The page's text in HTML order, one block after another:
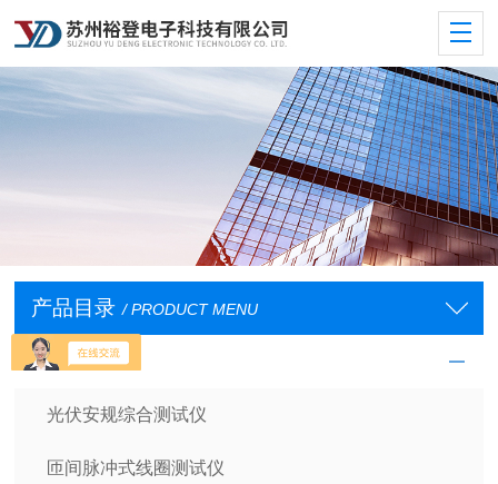
产品目录 / PRODUCT MENU
安规测试仪
光伏安规综合测试仪
匝间脉冲式线圈测试仪